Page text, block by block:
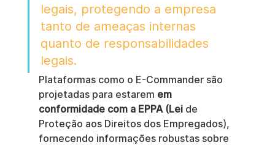
legais, protegendo a empresa
tanto de ameaças internas
quanto de responsabilidades
legais.
Plataformas como o E-Commander são
projetadas para estarem em
conformidade com a EPPA (Lei de
Proteção aos Direitos dos Empregados),
fornecendo informações robustas sobre